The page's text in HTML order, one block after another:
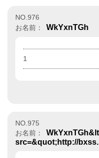
NO.976
お名前：
WkYxnTGh
1
NO.975
お名前：
src=&quot;http://